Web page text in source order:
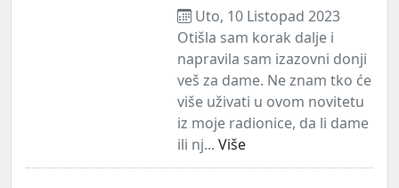
Uto, 10 Listopad 2023
Otišla sam korak dalje i
napravila sam izazovni donji
veš za dame. Ne znam tko će
više uživati u ovom novitetu
iz moje radionice, da li dame
ili nj... Više